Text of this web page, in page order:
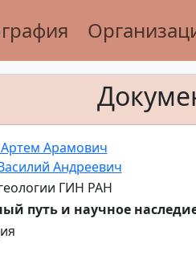
Артем Арамович
Андреевич
ГИН РАН
путь и научное